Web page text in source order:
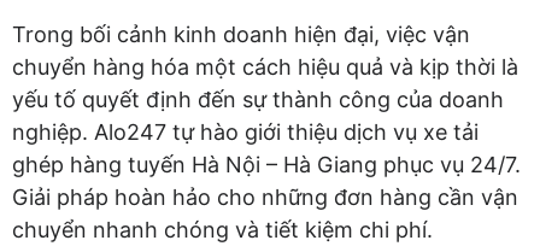
Trong bối cảnh kinh doanh hiện đại, việc vận
chuyển hàng hóa một cách hiệu quả và kịp thời là
yếu tố quyết định đến sự thành công của doanh
nghiệp. Alo247 tự hào giới thiệu dịch vụ xe tải
ghép hàng tuyến Hà Nội – Hà Giang phục vụ 24/7.
Giải pháp hoàn hảo cho những đơn hàng cần vận
chuyển nhanh chóng và tiết kiệm chi phí.